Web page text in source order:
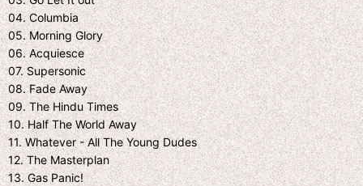
04. Columbia
05. Morning Glory
06. Acquiesce
07. Supersonic
08. Fade Away
09. The Hindu Times
10. Half The World Away
11. Whatever - All The Young Dudes
12. The Masterplan
13. Gas Panic!